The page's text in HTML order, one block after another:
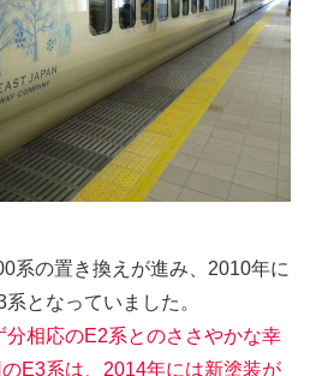
系の置き換えが進み、2010年に
となっていました。
分相応のE2系とのささやかな幸
E3系は、2014年には新塗装が